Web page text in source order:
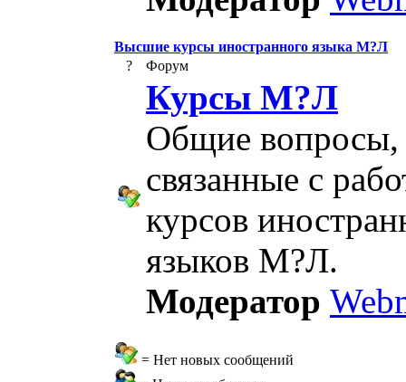
Высшие курсы иностранного языка М?Л
?
Форум
Курсы М?Л
Общие вопросы,
связанные с
курсов
языков М?Л.
Модератор
= Нет новых сообщений